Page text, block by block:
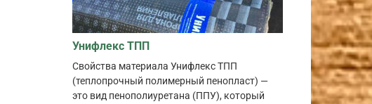
Унифлекс ТПП
Свойства материала Унифлекс ТПП
(теплопрочный полимерный пенопласт) —
это вид пенополиуретана (ППУ), который